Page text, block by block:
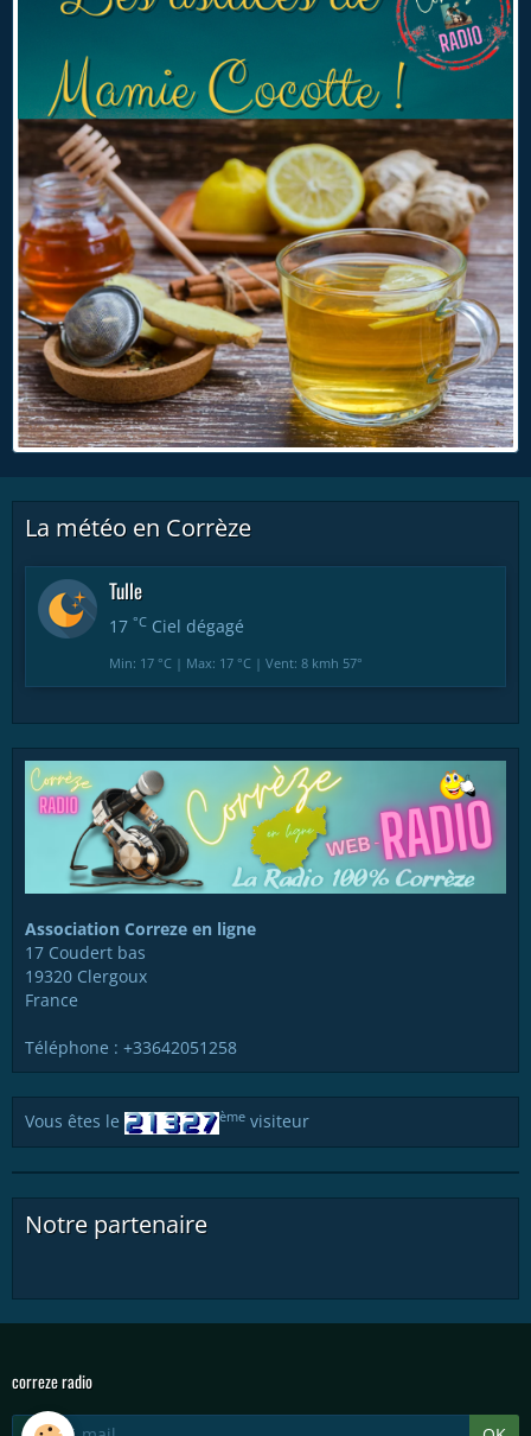
La météo en Corrèze
Tulle
17 °C Ciel dégagé
Min: 17 °C | Max: 17 °C | Vent: 8 kmh 57°
Association Correze en ligne
17 Coudert bas
19320 Clergoux
France
Téléphone : +33642051258
Vous êtes le ème visiteur
Notre partenaire
correze radio